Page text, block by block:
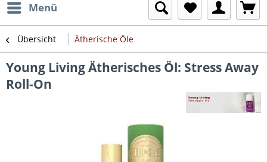
Menü
Übersicht Ätherische Öle
Young Living Ätherisches Öl: Stress Away
Roll-On